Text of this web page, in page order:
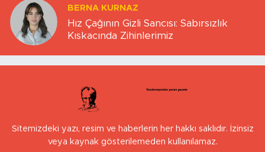
BERNA KURNAZ
Hız Çağının Gizli Sancısı: Sabırsızlık
Kıskacında Zihinlerimiz
Sitemizdeki yazı, resim ve haberlerin her hakkı saklıdır. İzinsiz
veya kaynak gösterilemeden kullanılamaz.